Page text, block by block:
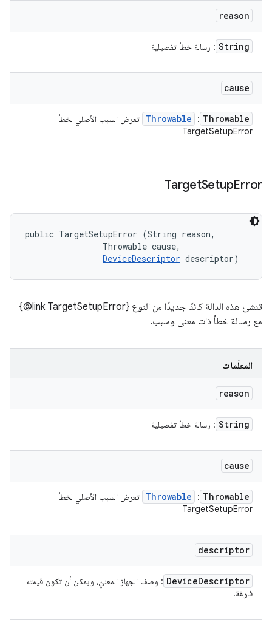
reason
String : رسالة خطأ تفصيلية
cause
Throwable
:
Throwable تعرض السبب الأصلي لخطأ
TargetSetupError
TargetSetupError
public TargetSetupError (String reason,
                Throwable cause,
DeviceDescriptor descriptor)
تنشئ هذه الدالة كائنًا جديدًا من النوع ‎{@link TargetSetupError}
مع رسالة خطأ ذات معنى وسبب.
المعلَمات
reason
String : رسالة خطأ تفصيلية
cause
Throwable
:
Throwable تعرض السبب الأصلي لخطأ
TargetSetupError
descriptor
DeviceDescriptor
: وصف الجهاز المعنيّ، ويمكن أن تكون قيمته
فارغة.